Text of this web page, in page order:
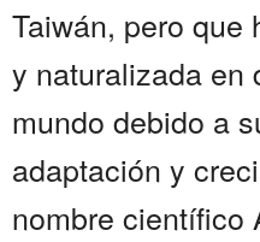
Taiwán, pero que
y naturalizada en
mundo debido a
adaptación y
nombre científico